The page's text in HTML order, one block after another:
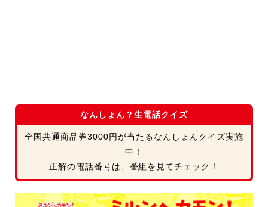
なんしょん？生電話クイズ
全国共通商品券3000円が当たるなんしょんクイズ実施
中！
正解の電話番号は、番組を見てチェック！